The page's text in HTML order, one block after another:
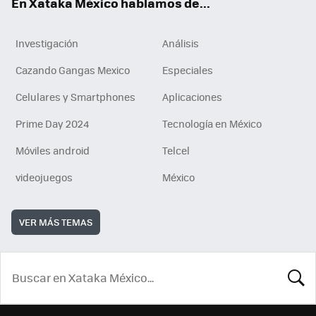
Investigación
Análisis
Cazando Gangas Mexico
Especiales
Celulares y Smartphones
Aplicaciones
Prime Day 2024
Tecnología en México
Móviles android
Telcel
videojuegos
México
VER MÁS TEMAS